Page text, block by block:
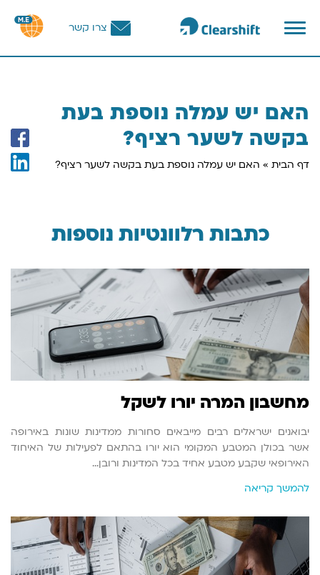
פתח
תפריט
צרו קשר
האם יש עמלה נוספת בעת
בקשה לשער רציף?
דף הבית » האם יש עמלה נוספת בעת בקשה לשער רציף?
כתבות רלוונטיות נוספות
מחשבון המרה יורו לשקל
יבואנים ישראלים רבים מייבאים סחורות ממדינות שונות באירופה
אשר בכולן המטבע המקומי הוא יורו בהתאם לפעילות של האיחוד
האירופאי שקבע מטבע אחיד בכל המדינות ורובן…
להמשך קריאה